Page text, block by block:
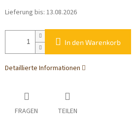
Lieferung bis: 13.08.2026
In den Warenkorb
Detaillierte Informationen
FRAGEN TEILEN